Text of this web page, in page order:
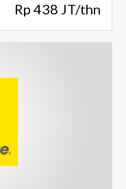
Rp 438 JT/thn